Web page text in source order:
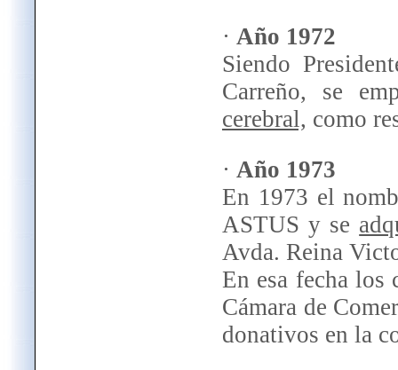
· Año 1972
Siendo
Carreño, se
cerebral, como
· Año 1973
En 1973 el
ASTUS y se
Avda. Reina
En esa fecha los
Cámara de
donativos en la